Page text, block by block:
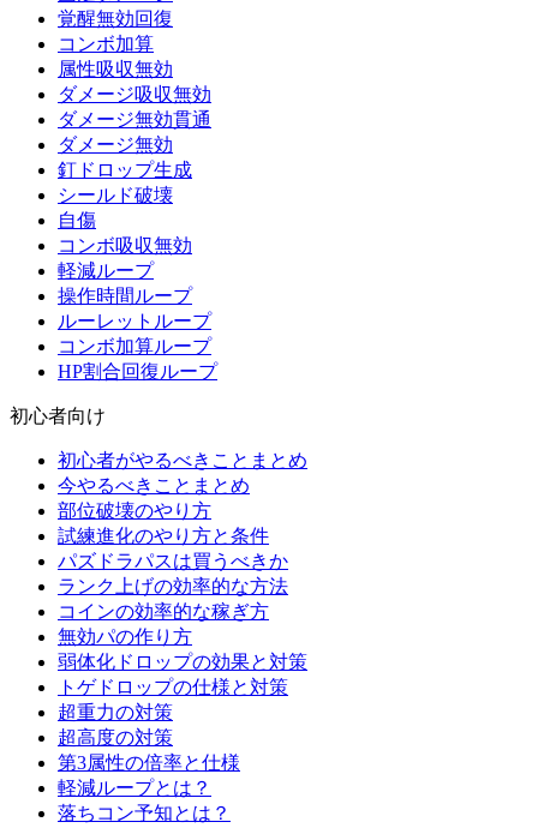
覚醒無効回復
コンボ加算
属性吸収無効
ダメージ吸収無効
ダメージ無効貫通
ダメージ無効
釘ドロップ生成
シールド破壊
自傷
コンボ吸収無効
軽減ループ
操作時間ループ
ルーレットループ
コンボ加算ループ
HP割合回復ループ
初心者向け
初心者がやるべきことまとめ
今やるべきことまとめ
部位破壊のやり方
試練進化のやり方と条件
パズドラパスは買うべきか
ランク上げの効率的な方法
コインの効率的な稼ぎ方
無効パの作り方
弱体化ドロップの効果と対策
トゲドロップの仕様と対策
超重力の対策
超高度の対策
第3属性の倍率と仕様
軽減ループとは？
落ちコン予知とは？